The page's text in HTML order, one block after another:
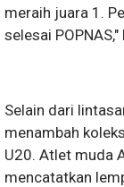
meraih juara 1.
selesai POPNAS,"
Selain dari
menambah
U20. Atlet muda
mencatatkan